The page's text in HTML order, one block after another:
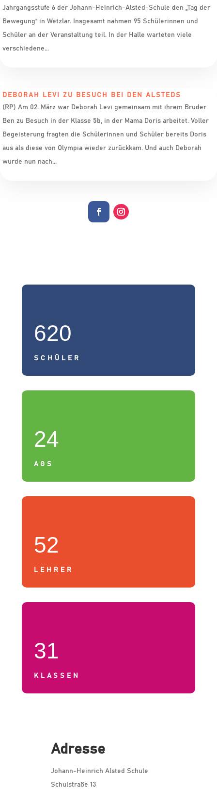
Jahrgangsstufe 6 der Johann-Heinrich-Alsted-Schule den „Tag der
Bewegung“ in Wetzlar. Insgesamt nahmen 95 Schülerinnen und
Schüler an der Veranstaltung teil. In der Halle warteten viele
verschiedene...
DEBORAH LEVI ZU BESUCH BEI DEN ALSTEDS
(RP) Am 02. März war Deborah Levi gemeinsam mit ihrem Bruder
Ben zu Besuch in der Klasse 5b, in der Mama Doris arbeitet. Voller
Begeisterung fragten die Schülerinnen und Schüler bereits Doris
aus als diese von Olympia wieder zurückkam. Und auch Deborah
wurde nun nach...
620
SCHÜLER
24
AGS
52
LEHRER
31
KLASSEN
Adresse
Johann-Heinrich Alsted Schule
Schulstraße 13